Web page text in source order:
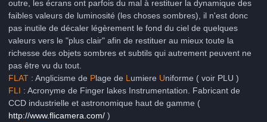
outre, les écrans ont parfois du mal à restituer la dynamique des
faibles valeurs de luminosité (les choses sombres), il n'est donc
pas inutile de décaler légèrement le fond du ciel de quelques
valeurs vers le "plus clair" afin de restituer au mieux toute la
richesse des objets sombres et subtils qui autrement peuvent ne
pas être vu du tout.
FLAT : Anglicisme de Plage de L umiere Uniforme ( voir PLU )
FLI : Acronyme de Finger lakes Instrumentation. Fabricant de
CCD industrielle et astronomique haut de gamme (
http://www.flicamera.com/ )